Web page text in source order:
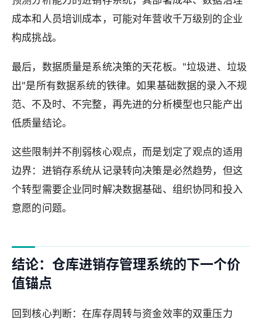
成本和人员培训成本，可能对年营收千万级别的企业
构成挑战。
最后，数据质量是系统决策的天花板。"垃圾进、垃圾
出"是所有数据系统的铁律。如果基础数据的录入不规
范、不及时、不完整，再先进的分析模型也只能产出
低质量结论。
这些限制并不削弱核心观点，而是划定了观点的适用
边界：进销存系统从记录转向决策是必然趋势，但这
个转型需要企业同时解决数据基础、组织协同和投入
意愿的问题。
结论：仓库进销存管理系统的下一个价
值锚点
回到核心判断：在库存周转与资金效率的双重压力